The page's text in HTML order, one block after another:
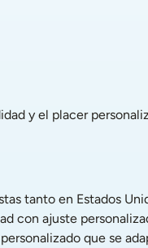
con ajuste
que se